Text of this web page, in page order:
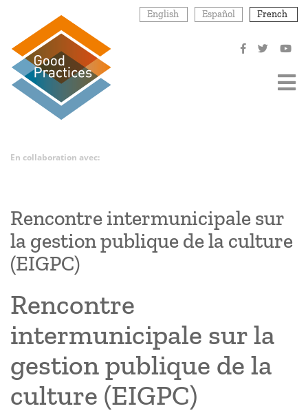
contenu
principal
English Español French
En collaboration avec:
Rencontre intermunicipale sur
la gestion publique de la culture
(EIGPC)
Rencontre
intermunicipale sur la
gestion publique de la
culture (EIGPC)